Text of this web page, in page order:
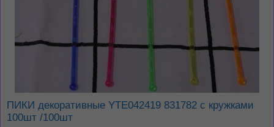
ПИКИ декоративные YTE042419 831782 с кружками
100шт /100шт